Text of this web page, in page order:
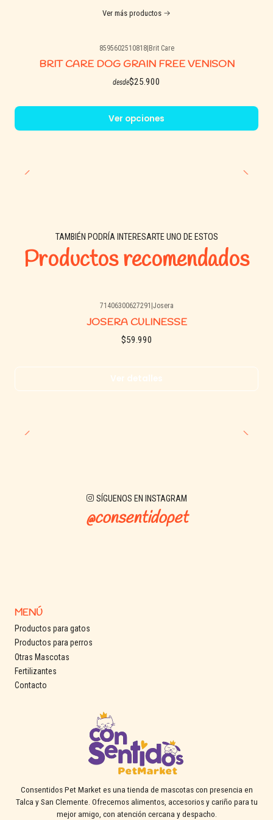
Ver más productos
8595602510818| Brit Care
BRIT CARE DOG GRAIN FREE VENISON
desde$25.900
Ver opciones
TAMBIÉN PODRÍA INTERESARTE UNO DE ESTOS
Productos recomendados
71406300627291 Josera
JOSERA CULINESSE
$59.990
Ver detalles
SÍGUENOS EN INSTAGRAM
@consentidopet
MENÚ
Productos para gatos
Productos para perros
Otras Mascotas
Fertilizantes
Contacto
Consentidos Pet Market es una tienda de mascotas con presencia en
Talca y San Clemente. Ofrecemos alimentos, accesorios y cariño para tu
mejor amigo, con atención cercana y despacho.